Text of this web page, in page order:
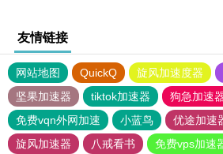
友情链接
网站地图 QuickQ 旋风加速度器
坚果加速器
tiktok加速器
狗急加速
免费vqn外网加速
小蓝鸟 优途加速
旋风加速器
八戒看书
免费vps加速